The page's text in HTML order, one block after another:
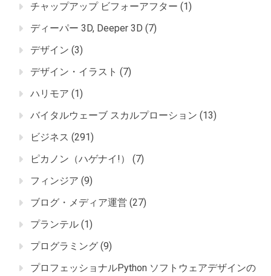
チャップアップ ビフォーアフター (1)
ディーパー 3D, Deeper 3D (7)
デザイン (3)
デザイン・イラスト (7)
ハリモア (1)
バイタルウェーブ スカルプローション (13)
ビジネス (291)
ピカノン（ハゲナイ!）
(7)
フィンジア (9)
ブログ・メディア運営 (27)
プランテル (1)
プログラミング (9)
プロフェッショナルPython ソフトウェアデザインの